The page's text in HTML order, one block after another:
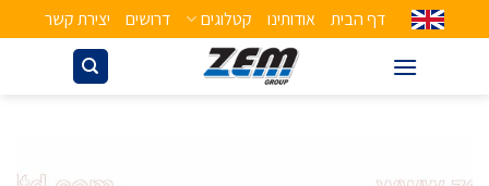
דף הבית אודותינו קטלוגים דרושים יצירת קשר